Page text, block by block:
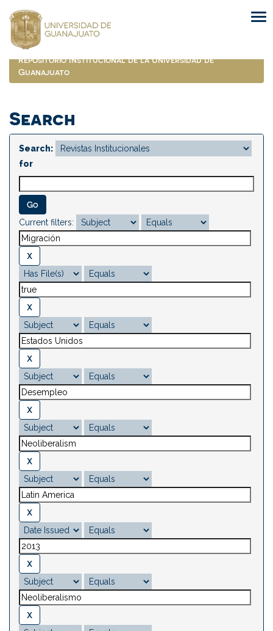
navigation
Repositorio Institucional de la Universidad de
Guanajuato
Search
Search:
for
Current filters: